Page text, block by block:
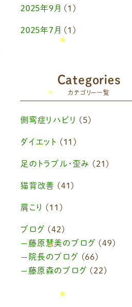
2025年9月 (1)
2025年7月 (1)
2025年4月(1)
2025年2月 (1)
2025年1月 (1)
2024年11月(1)
2024年10月 (1)
2024年8月 (1)
2024年6月(1)
2024年4月(1)
2024年3月(2)
2024年2月(1)
2024年1月(1)
Categories
カテゴリー一覧
側弯症リハビリ (5)
ダイエット (11)
足のトラブル・歪み (21)
猫背改善 (41)
肩こり (11)
ブログ (42)
藤原慧美のブログ (49)
院長のブログ (66)
藤原森のブログ (22)